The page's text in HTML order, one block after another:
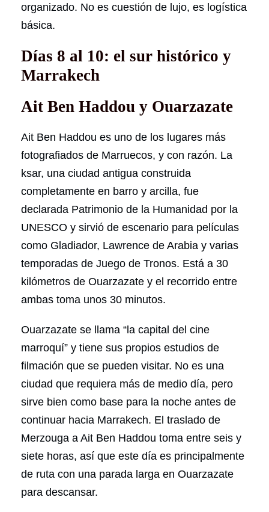
organizado. No es cuestión de lujo, es logística
básica.
Días 8 al 10: el sur histórico y
Marrakech
Ait Ben Haddou y Ouarzazate
Ait Ben Haddou es uno de los lugares más
fotografiados de Marruecos, y con razón. La
ksar, una ciudad antigua construida
completamente en barro y arcilla, fue
declarada Patrimonio de la Humanidad por la
UNESCO y sirvió de escenario para películas
como Gladiador, Lawrence de Arabia y varias
temporadas de Juego de Tronos. Está a 30
kilómetros de Ouarzazate y el recorrido entre
ambas toma unos 30 minutos.
Ouarzazate se llama “la capital del cine
marroquí” y tiene sus propios estudios de
filmación que se pueden visitar. No es una
ciudad que requiera más de medio día, pero
sirve bien como base para la noche antes de
continuar hacia Marrakech. El traslado de
Merzouga a Ait Ben Haddou toma entre seis y
siete horas, así que este día es principalmente
de ruta con una parada larga en Ouarzazate
para descansar.